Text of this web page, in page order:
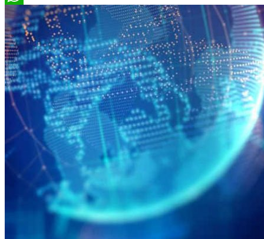
WhatsApp